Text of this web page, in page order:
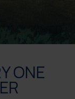
ONE